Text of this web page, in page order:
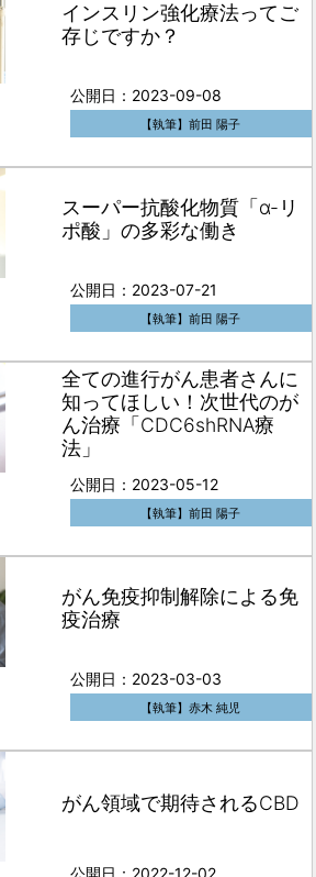
インスリン強化療法ってご
存じですか？
公開日：2023-09-08
【執筆】前田 陽子
スーパー抗酸化物質「α-リ
ポ酸」の多彩な働き
公開日：2023-07-21
【執筆】前田 陽子
全ての進行がん患者さんに
知ってほしい！次世代のが
ん治療「CDC6shRNA療
法」
公開日：2023-05-12
【執筆】前田 陽子
がん免疫抑制解除による免
疫治療
公開日：2023-03-03
【執筆】赤木 純児
がん領域で期待されるCBD
公開日：2022-12-02